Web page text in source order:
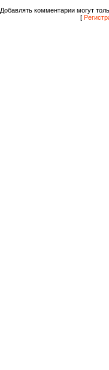
Добавлять комментарии могут
[